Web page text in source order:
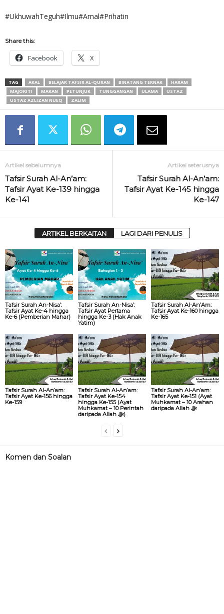
#UkhuwahTeguh#Ilmu#Amal#Prihatin
Share this:
Facebook X
TAG AKAL BELAJAR TAFSIR AL-QURAN BINATANG TERNAK
HARAM
MAJORITI
MAKAN PETUNJUK TUNGGANGAN ULAMA
USTAZ
USTAZ AZLIZAN NUEQ
ZALIM
Artikel sebelumnya
Tafsir Surah Al-An’am:
Tafsir Ayat Ke-139 hingga
Ke-141
Artikel seterusnya
Tafsir Surah Al-An’am:
Tafsir Ayat Ke-145 hingga
Ke-147
ARTIKEL BERKAITAN LAGI DARI PENULIS
Tafsir Surah An-Nisa’:
Tafsir Ayat Ke-4 hingga
Ke-6 (Pemberian Mahar)
Tafsir Surah An-Nisa’:
Tafsir Ayat Pertama
hingga Ke-3 (Hak Anak
Yatim)
Tafsir Surah Al-An’Am:
Tafsir Ayat Ke-160 hingga
Ke-165
Tafsir Surah Al-An’am:
Tafsir Ayat Ke-156 hingga
Ke-159
Tafsir Surah Al-An’am:
Tafsir Ayat Ke-154
hingga Ke-155 (Ayat
Muhkamat – 10 Perintah
daripada Allah ‎ﷻ)
Tafsir Surah Al-An’am:
Tafsir Ayat Ke-151 (Ayat
Muhkamat – 10 Arahan
daripada Allah ‎ﷻ
Komen dan Soalan